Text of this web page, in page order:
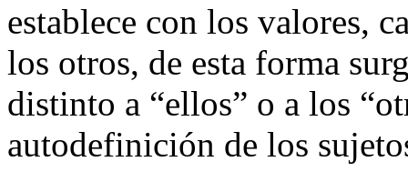
establece con los valores,
los otros, de esta forma
distinto a “ellos” o a los
autodefinición de los